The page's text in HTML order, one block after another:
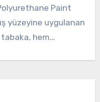
Paint
yüzeyine uygulanan
tabaka, hem…